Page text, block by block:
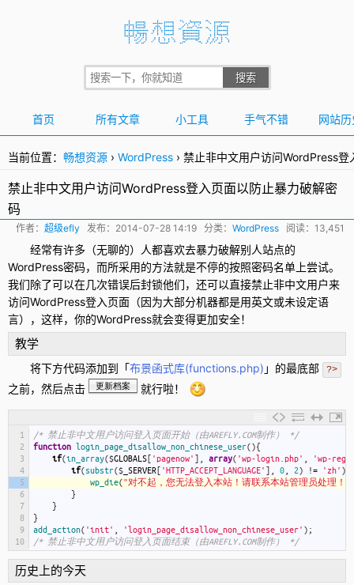
首页 所有文章 小工具 手气不错 网站历
当前位置： 畅想资源 › WordPress › 禁止非中文用户访问WordPress
禁止非中文用户访问WordPress登入页面以防止暴力破解密
码
作者： 超级efly 发布： 2014-07-28 14:19 分类： WordPress 阅读：13,451
经常有许多（无聊的）人都喜欢去暴力破解别人站点的
WordPress密码，而所采用的方法就是不停的按照密码名单上尝试。
我们除了可以在几次错误后封锁他们，还可以直接禁止非中文用户来
访问WordPress登入页面 （因为大部分机器都是用英文或未设定语
言），这样，你的WordPress就会变得更加安全！
教学
将下方代码添加到「布景函式库(functions.php) 」的最底部 ?>
之前，然后点击 更新档案 就行啦！
1
2
3
4
5
6
7
8
9
10
/* 禁止非中文用户访问登入页面开始（由AREFLY.COM制作） */
function login_page_disallow_non_chinese_user(){
if(in_array($GLOBALS[ 'pagenow' ] array( 'wp-login.php'
'wp-
if(substr($ _SERVER[ 'HTTP_ACCEPT_LANGUAGE' ] 0 2) != 'zh' )
wp_die("对不起，您无法登入本站！请联系本站管理员处理！"
}
}
}
add_action( 'init' 'login_page_disallow_non_chinese_user' ) ;
/* 禁止非中文用户访问登入页面结束（由AREFLY.COM制作） */
历史上的今天